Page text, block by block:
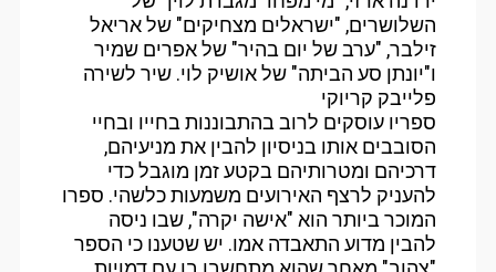
השלושרים, "ישראלים מצחיקים" של אריאל
זילבר, "ערב של יום בהיר" של אפרים שמיר
ו"יונתן סע הביתה" של אושיק לוי. שיר לשירה
פלייבק קריוקי
ספריו עוסקים לרוב בהתבוננות בחייו ובחיי
הסובבים אותו בניסיון להבין את מניעיהם,
דרכיהם ומטרותיהם בקטע זמן מוגבל כדי
להעניק לרצף האירועים משמעות כלשהי. ספרו
המוכר ביותר הוא "אישה יקרה", שבו ניסה
להבין מדוע התאבדה אמו. יש שטענו כי הספר